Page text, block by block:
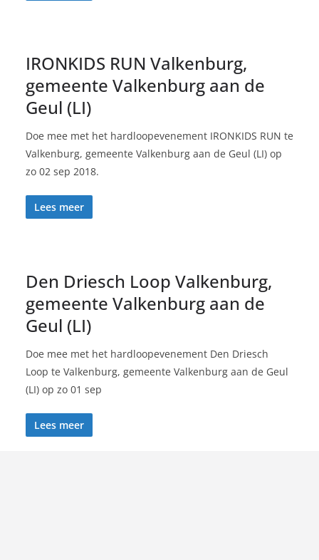
IRONKIDS RUN Valkenburg,
gemeente Valkenburg aan de
Geul (LI)
Doe mee met het hardloopevenement IRONKIDS RUN te
Valkenburg, gemeente Valkenburg aan de Geul (LI) op
zo 02 sep 2018.
Lees meer
Den Driesch Loop Valkenburg,
gemeente Valkenburg aan de
Geul (LI)
Doe mee met het hardloopevenement Den Driesch
Loop te Valkenburg, gemeente Valkenburg aan de Geul
(LI) op zo 01 sep
Lees meer